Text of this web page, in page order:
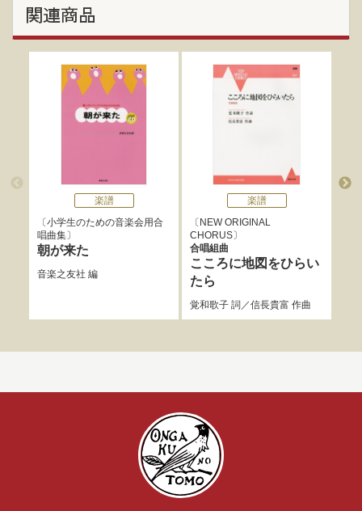
関連商品
楽譜
小学生のための音楽会用合
唱曲集
朝が来た
音楽之友社 編
楽譜
NEW ORIGINAL
CHORUS
合唱組曲
こころに地図をひらい
たら
覚和歌子詞／信長貴富 作曲